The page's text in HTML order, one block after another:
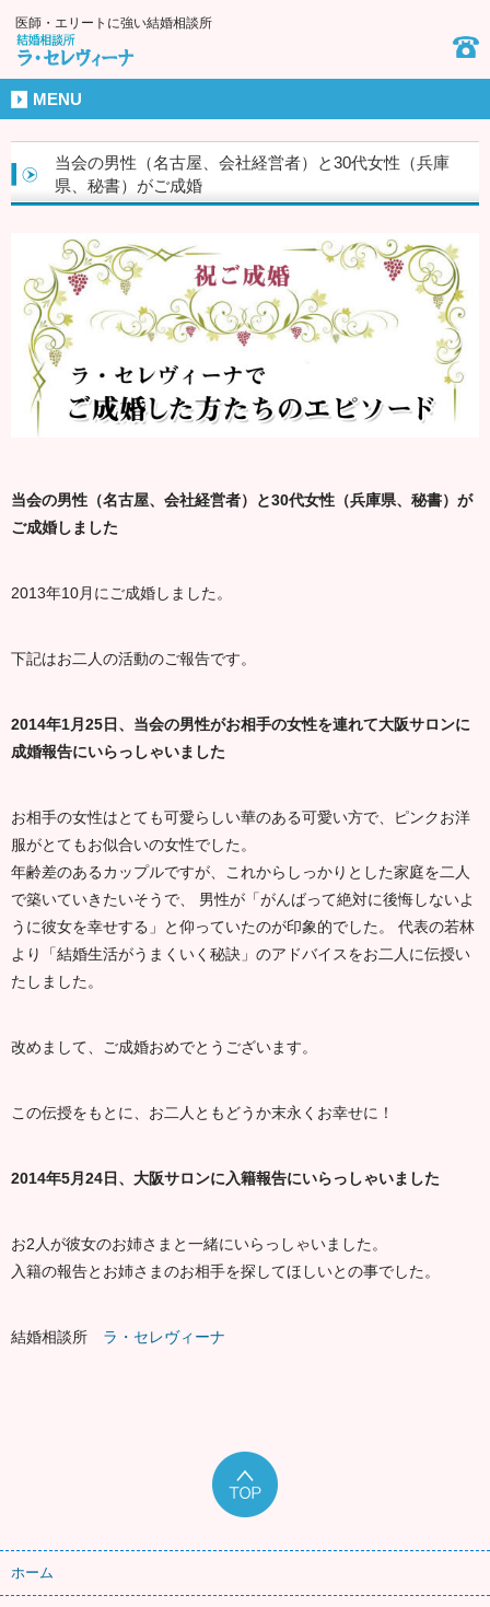
医師・エリートに強い結婚相談所
MENU
当会の男性（名古屋、会社経営者）と30代女性（兵庫
県、秘書）がご成婚
当会の男性（名古屋、会社経営者）と30代女性（兵庫県、秘書）が
ご成婚しました
2013年10月にご成婚しました。
下記はお二人の活動のご報告です。
2014年1月25日、当会の男性がお相手の女性を連れて大阪サロンに
成婚報告にいらっしゃいました
お相手の女性はとても可愛らしい華のある可愛い方で、ピンクお洋
服がとてもお似合いの女性でした。
年齢差のあるカップルですが、これからしっかりとした家庭を二人
で築いていきたいそうで、 男性が「がんばって絶対に後悔しないよ
うに彼女を幸せする」と仰っていたのが印象的でした。 代表の若林
より「結婚生活がうまくいく秘訣」のアドバイスをお二人に伝授い
たしました。
改めまして、ご成婚おめでとうございます。
この伝授をもとに、お二人ともどうか末永くお幸せに！
2014年5月24日、大阪サロンに入籍報告にいらっしゃいました
お2人が彼女のお姉さまと一緒にいらっしゃいました。
入籍の報告とお姉さまのお相手を探してほしいとの事でした。
結婚相談所 ラ・セレヴィーナ
ホーム